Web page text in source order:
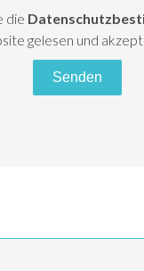
die
gelesen und
Senden